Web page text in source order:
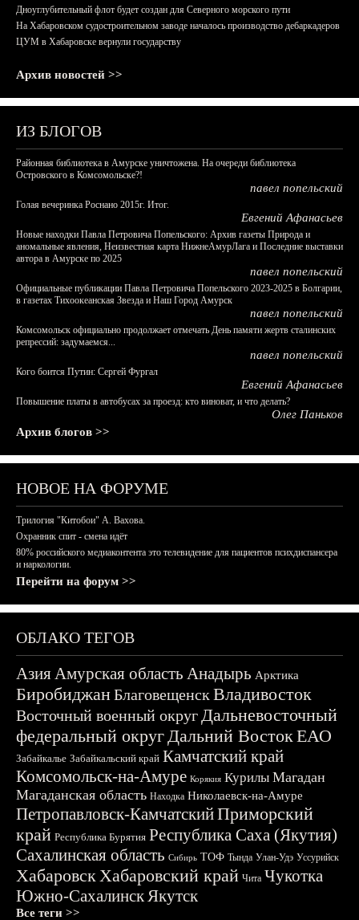
Дноуглубительный флот будет создан для Северного морского пути
На Хабаровском судостроительном заводе началось производство дебаркадеров
ЦУМ в Хабаровске вернули государству
Архив новостей >>
ИЗ БЛОГОВ
Районная библиотека в Амурске уничтожена. На очереди библиотека
Островского в Комсомольске?!
павел попельский
Голая вечеринка Роснано 2015г. Итог.
Евгений Афанасьев
Новые находки Павла Петровича Попельского: Архив газеты Природа и
аномальные явления, Неизвестная карта НижнеАмурЛага и Последние выставки
автора в Амурске по 2025
павел попельский
Официальные публикации Павла Петровича Попельского 2023-2025 в Болгарии,
в газетах Тихоокеанская Звезда и Наш Город Амурск
павел попельский
Комсомольск официально продолжает отмечать День памяти жертв сталинских
репрессий: задумаемся...
павел попельский
Кого боится Путин: Сергей Фургал
Евгений Афанасьев
Повышение платы в автобусах за проезд: кто виноват, и что делать?
Олег Паньков
Архив блогов >>
НОВОЕ НА ФОРУМЕ
Трилогия "Китобои" А. Вахова.
Охранник спит - смена идёт
80% российского медиаконтента это телевидение для пациентов психдиспансера
и наркологии.
Перейти на форум >>
ОБЛАКО ТЕГОВ
АзияАмурская область Анадырь Арктика
БиробиджанБлаговещенскВладивосток
Восточный военный округДальневосточный
федеральный округДальний ВостокЕАО
Забайкалье Забайкальский край Камчатский край
Комсомольск-на-Амуре Корякия Курилы Магадан
Магаданская область Находка Николаевск-на-Амуре
Петропавловск-КамчатскийПриморский
край Республика Бурятия Республика Саха (Якутия)
Сахалинская область Сибирь ТОФ Тында Улан-Удэ Уссурийск
ХабаровскХабаровский край Чита Чукотка
Южно-СахалинскЯкутск
Все теги >>